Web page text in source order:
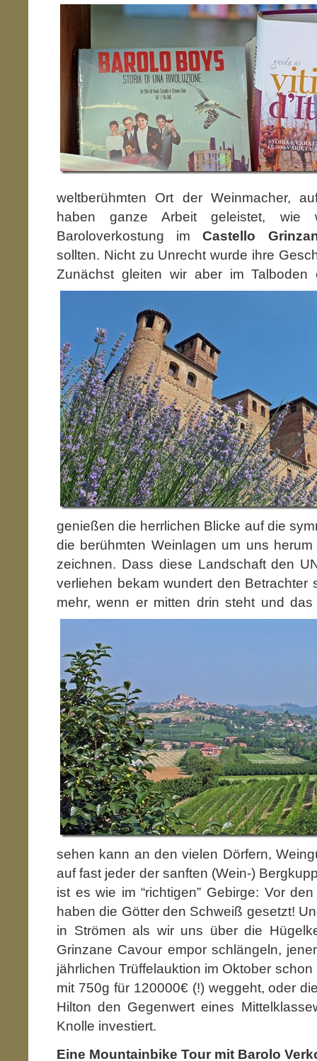
weltberühmten Ort der Weinmacher,
haben ganze Arbeit geleistet,
Baroloverkostung imCastello
sollten. Nicht zu Unrecht wurde ihre
Zunächst gleiten wir aber im
genießen die herrlichen Blicke auf die
die berühmten Weinlagen um uns
zeichnen. Dass diese Landschaft den
verliehen bekam wundert den Betrachter
mehr, wenn er mitten drinsteht und
sehen kann an den vielen Dörfern,
auf fast jeder der sanften (Wein-)
ist es wie im “richtigen” Gebirge: Vor
haben die Götter den Schweiß gesetzt!
in Strömen als wir uns über die
Grinzane Cavour empor schlängeln,
jährlichen Trüffelauktion im Oktober
mit 750g für 120000€ (!) weggeht, oder
Hilton den Gegenwert eines
Knolle investiert.
Eine Mountainbike Tour mit Barolo